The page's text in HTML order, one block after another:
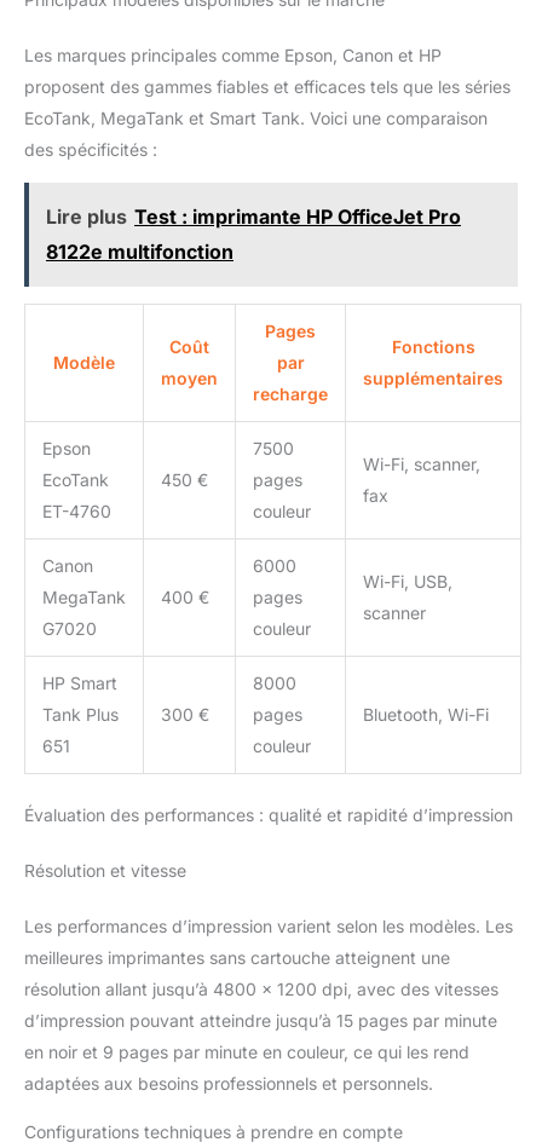
certifiée ISO 9001, ISO 14001, CE et ROHS. Nous sommes
compatibles avec plus de 20 ans d'expérience. Garantie de 2
Les marques principales comme Epson, Canon et HP
proposent des gammes fiables et efficaces tels que les séries
EcoTank, MegaTank et Smart Tank. Voici une comparaison
des spécificités :
Lire plus Test : imprimante HP OfficeJet Pro
8122e multifonction
Modèle
Coût
moyen
Pages
par
recharge
Fonctions
supplémentaires
Epson
EcoTank
ET-4760
450 €
7500
pages
couleur
Wi-Fi, scanner,
fax
Canon
MegaTank
G7020
400 €
6000
pages
couleur
Wi-Fi, USB,
scanner
HP Smart
Tank Plus
651
300 €
8000
pages
couleur
Bluetooth, Wi-Fi
Évaluation des performances : qualité et rapidité d’impression
Résolution et vitesse
Les performances d’impression varient selon les modèles. Les
meilleures imprimantes sans cartouche atteignent une
résolution allant jusqu’à 4800 x 1200 dpi, avec des vitesses
d’impression pouvant atteindre jusqu’à 15 pages par minute
en noir et 9 pages par minute en couleur, ce qui les rend
adaptées aux besoins professionnels et personnels.
Configurations techniques à prendre en compte